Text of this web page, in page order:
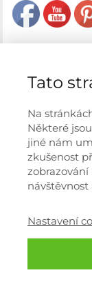
Chcete
Restart
Tato
Na
Některé
jiné nám
zkušenost
návštěvnost
Nastavení